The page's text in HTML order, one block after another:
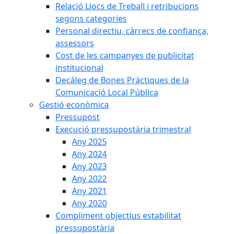
Relació Llocs de Treball i retribucions
segons categories
Personal directiu, càrrecs de confiança,
assessors
Cost de les campanyes de publicitat
institucional
Decàleg de Bones Pràctiques de la
Comunicació Local Pública
Gestió econòmica
Pressupost
Execució pressupostària trimestral
Any 2025
Any 2024
Any 2023
Any 2022
Any 2021
Any 2020
Compliment objectius estabilitat
pressupostària